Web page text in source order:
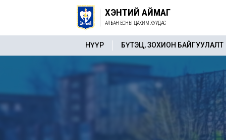
ХЭНТИЙ АЙМАГ
АЛБАН ЁСНЫ ЦАХИМ ХУУДАС
НҮҮР БҮТЭЦ, ЗОХИОН БАЙГУУЛАЛТ